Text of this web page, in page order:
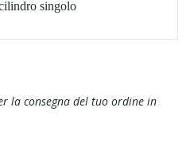
singolo
la consegna del tuo ordine in